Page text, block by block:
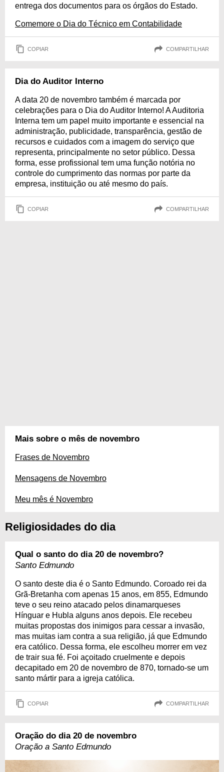
entrega dos documentos para os órgãos do Estado.
Comemore o Dia do Técnico em Contabilidade
COPIAR COMPARTILHAR
Dia do Auditor Interno
A data 20 de novembro também é marcada por
celebrações para o Dia do Auditor Interno! A Auditoria
Interna tem um papel muito importante e essencial na
administração, publicidade, transparência, gestão de
recursos e cuidados com a imagem do serviço que
representa, principalmente no setor público. Dessa
forma, esse profissional tem uma função notória no
controle do cumprimento das normas por parte da
empresa, instituição ou até mesmo do país.
COPIAR COMPARTILHAR
Mais sobre o mês de novembro
Frases de Novembro
Mensagens de Novembro
Meu mês é Novembro
Religiosidades do dia
Qual o santo do dia 20 de novembro?
Santo Edmundo
O santo deste dia é o Santo Edmundo. Coroado rei da
Grã-Bretanha com apenas 15 anos, em 855, Edmundo
teve o seu reino atacado pelos dinamarqueses
Hínguar e Hubla alguns anos depois. Ele recebeu
muitas propostas dos inimigos para cessar a invasão,
mas muitas iam contra a sua religião, já que Edmundo
era católico. Dessa forma, ele escolheu morrer em vez
de trair sua fé. Foi açoitado cruelmente e depois
decapitado em 20 de novembro de 870, tornado-se um
santo mártir para a igreja católica.
COPIAR COMPARTILHAR
Oração do dia 20 de novembro
Oração a Santo Edmundo